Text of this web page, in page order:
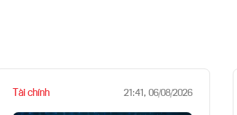
Tài chính 21:41, 06/08/2026